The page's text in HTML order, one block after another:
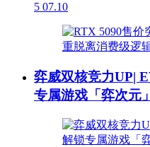
5 07.10
弈威双核竞力UP|
专属游戏「弈次元」